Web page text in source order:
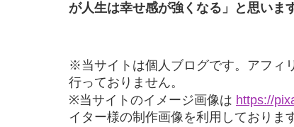
が人生は幸せ感が強くなる」と思いま
※当サイトは個人ブログです。アフィ
行っておりません。
※当サイトのイメージ画像は https://
イター様の制作画像を利用しておりま